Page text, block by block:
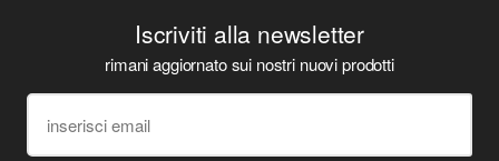
Iscriviti alla newsletter
rimani aggiornato sui nostri nuovi prodotti